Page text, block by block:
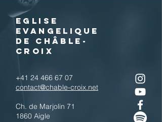
EGLISE
EVANGELIQUE
DE CHÂBLE-
CROIX
+41 24 466 67 07
contact@chable-croix.net
Ch. de Marjolin 71
1860 Aigle